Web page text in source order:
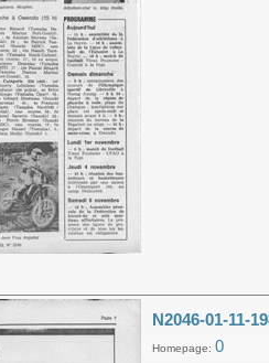
N2046-01-11-
Homepage: 0